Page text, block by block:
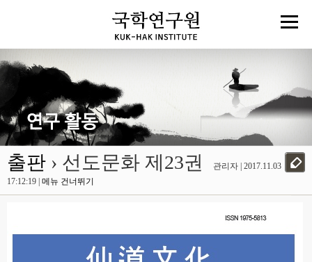
출판 › 선도문화 제23권
관리자 | 2017.11.03
17:12:19 | 메뉴 건너뛰기